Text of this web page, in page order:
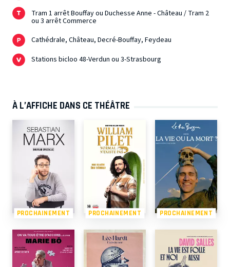
Tram 1 arrêt Bouffay ou Duchesse Anne - Château / Tram 2
ou 3 arrêt Commerce
Cathédrale, Château, Decré-Bouffay, Feydeau
Stations bicloo 48-Verdun ou 3-Strasbourg
À L’AFFICHE DANS CE THÉÂTRE
PROCHAINEMENT PROCHAINEMENT PROCHAINEMENT